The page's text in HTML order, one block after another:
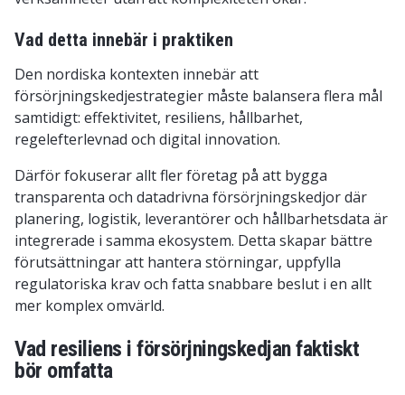
Vad detta innebär i praktiken
Den nordiska kontexten innebär att
försörjningskedjestrategier måste balansera flera mål
samtidigt: effektivitet, resiliens, hållbarhet,
regelefterlevnad och digital innovation.
Därför fokuserar allt fler företag på att bygga
transparenta och datadrivna försörjningskedjor där
planering, logistik, leverantörer och hållbarhetsdata är
integrerade i samma ekosystem. Detta skapar bättre
förutsättningar att hantera störningar, uppfylla
regulatoriska krav och fatta snabbare beslut i en allt
mer komplex omvärld.
Vad resiliens i försörjningskedjan faktiskt
bör omfatta